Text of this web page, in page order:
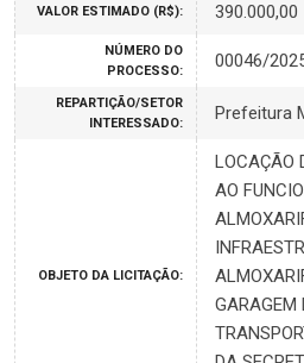
VALOR ESTIMADO (R$): 390.000,00
NÚMERO DO
PROCESSO:
00046/
REPARTIÇÃO/SETOR
INTERESSADO:
Prefeitura
OBJETO DA LICITAÇÃO:
LOCAÇÃO
AO
GARAGEM